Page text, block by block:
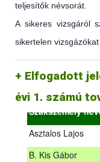
teljesítők névsorát.
A sikeres vizsgáról
sikertelen
Elfogadott
évi 1. számú
(az
hatályos
általános
2018.09.18. –
Szakszemély
Asztalos Lajos
B. Kis Gábor